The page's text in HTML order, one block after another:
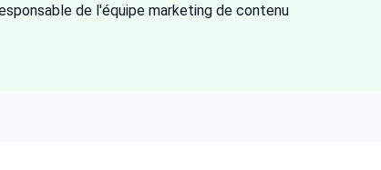
de l'équipe marketing de contenu